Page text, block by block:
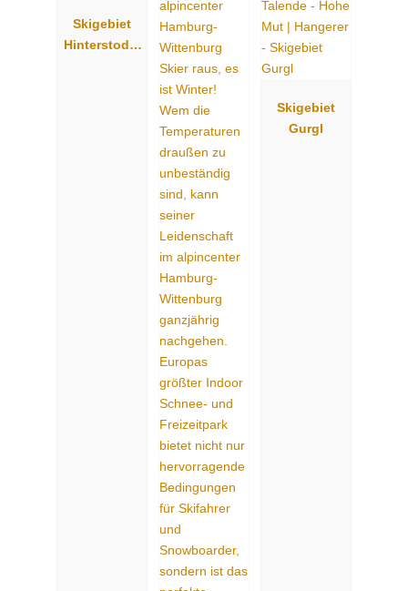
Skigebiet
Hinterstoder
Skigebiet
Gurgl